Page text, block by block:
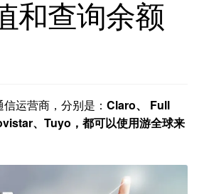
和查询余额
运营商，分别是： Claro、 Full
、Tuyo，都可以使用游全球来